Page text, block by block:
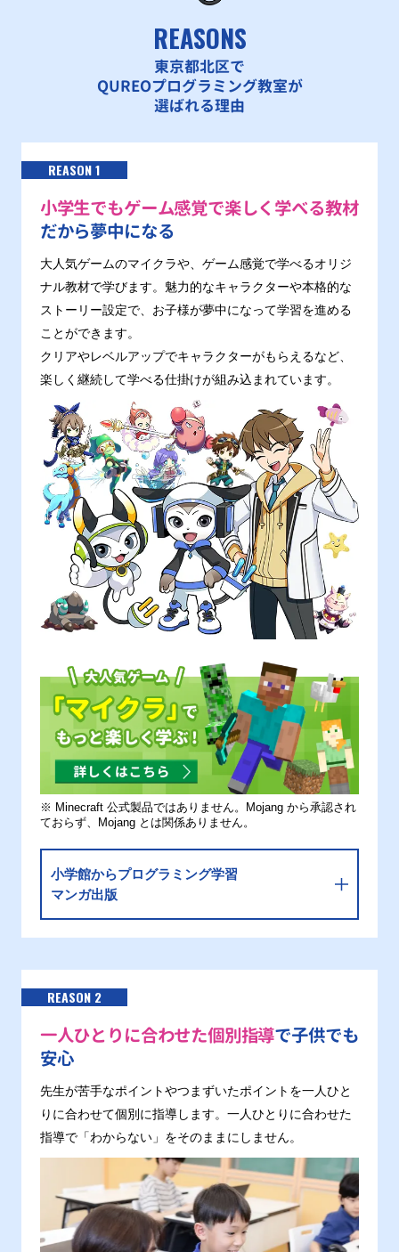
REASONS
東京都北区で
QUREOプログラミング教室が
選ばれる理由
REASON 1
小学生でもゲーム感覚で楽しく学べる教材
だから夢中になる
大人気ゲームのマイクラや、ゲーム感覚で学べるオリジ
ナル教材で学びます。魅力的なキャラクターや本格的な
ストーリー設定で、お子様が夢中になって学習を進める
ことができます。
クリアやレベルアップでキャラクターがもらえるなど、
楽しく継続して学べる仕掛けが組み込まれています。
※ Minecraft 公式製品ではありません。Mojang から承認され
ておらず、Mojang とは関係ありません。
小学館からプログラミング学習
マンガ出版
REASON 2
一人ひとりに合わせた個別指導で子供でも
安心
先生が苦手なポイントやつまずいたポイントを一人ひと
りに合わせて個別に指導します。一人ひとりに合わせた
指導で「わからない」をそのままにしません。